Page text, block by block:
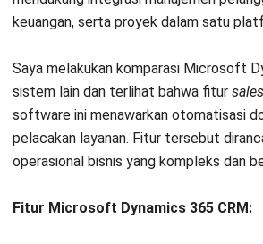
keuangan, serta proyek dalam satu
Saya melakukan komparasi Microsoft
sistem lain dan terlihat bahwa fitur
software ini menawarkan otomatisasi
pelacakan layanan. Fitur tersebut
operasional bisnis yang kompleks dan
Fitur Microsoft Dynamics 365 CRM: